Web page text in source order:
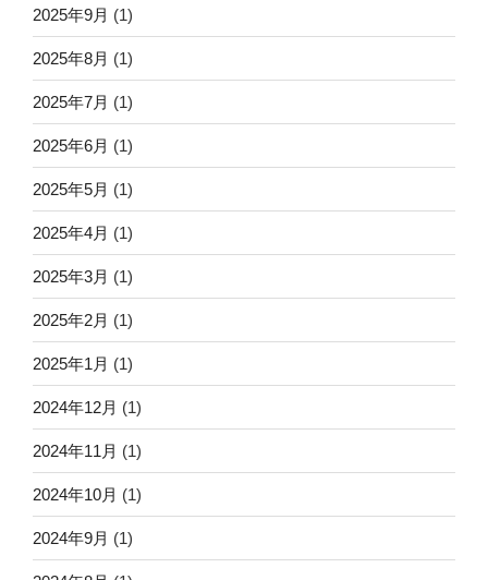
2025年9月 (1)
2025年8月 (1)
2025年7月 (1)
2025年6月 (1)
2025年5月 (1)
2025年4月 (1)
2025年3月 (1)
2025年2月 (1)
2025年1月 (1)
2024年12月 (1)
2024年11月 (1)
2024年10月 (1)
2024年9月 (1)